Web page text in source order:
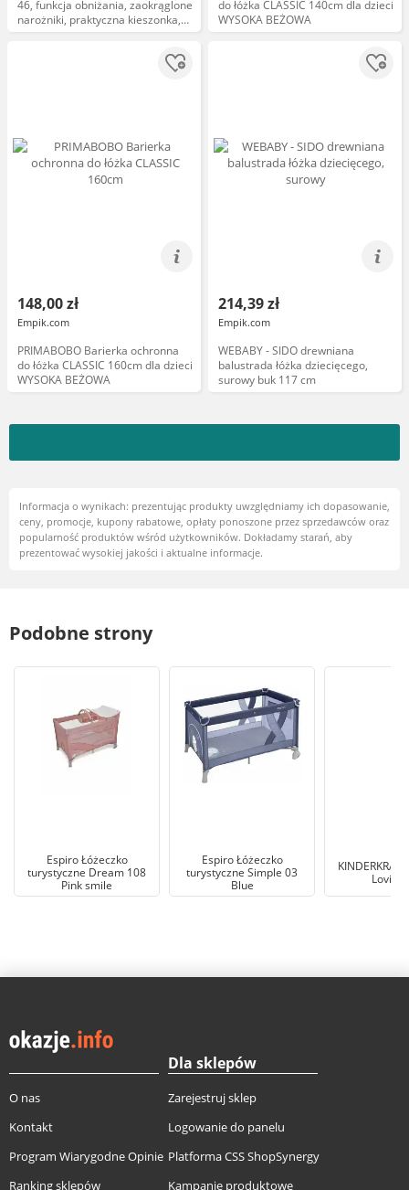
46, funkcja obniżania, zaokrąglone
narożniki, praktyczna kieszonka,
160x70cm, szara
do łóżka CLASSIC 140cm dla dzieci
WYSOKA BEŻOWA
148,00 zł
Empik.com
PRIMABOBO Barierka ochronna
do łóżka CLASSIC 160cm dla dzieci
WYSOKA BEŻOWA
214,39 zł
Empik.com
WEBABY - SIDO drewniana
balustrada łóżka dziecięcego,
surowy buk 117 cm
Informacja o wynikach: prezentując produkty uwzględniamy ich dopasowanie,
ceny, promocje, kupony rabatowe, opłaty ponoszone przez sprzedawców oraz
popularność produktów wśród użytkowników. Dokładamy starań, aby
prezentować wysokiej jakości i aktualne informacje.
Podobne strony
Espiro Łóżeczko
turystyczne Dream 108
Pink smile
Espiro Łóżeczko
turystyczne Simple 03
Blue
Lovi
O nas
Kontakt
Program Wiarygodne Opinie
Ranking sklepów
Dla sklepów
Zarejestruj sklep
Logowanie do panelu
Platforma CSS ShopSynergy
Kampanie produktowe